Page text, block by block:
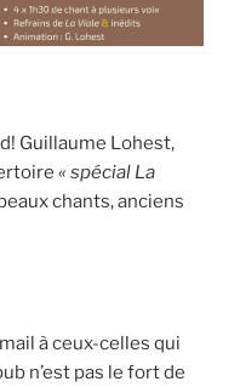
Guillaume Lohest,
« spécial La
chants, anciens
à ceux-celles qui
n’est pas le fort de